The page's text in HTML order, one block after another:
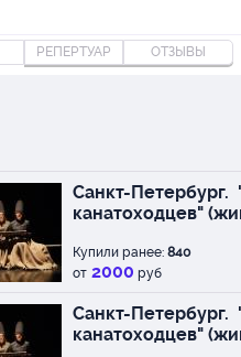
РЕПЕРТУАР ОТЗЫВЫ
Санкт-Петербург.
канатоходцев"
Купили ранее: 840
от 2000 руб
Санкт-Петербург.
канатоходцев"